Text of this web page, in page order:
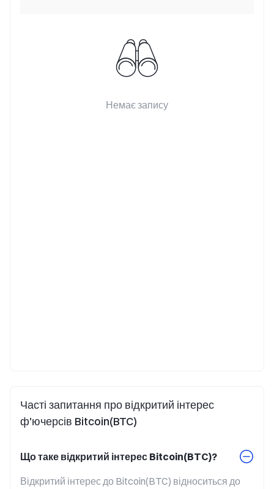
Немає запису
Часті запитання про відкритий інтерес
ф'ючерсів Bitcoin(BTC)
Що таке відкритий інтерес Bitcoin(BTC)?
Відкритий інтерес до Bitcoin(BTC) відноситься до